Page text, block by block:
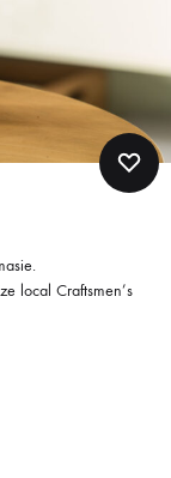
local Craftsmen’s